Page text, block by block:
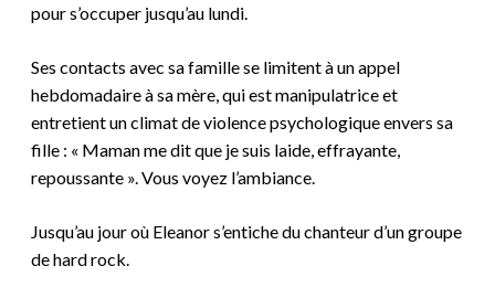
pour s’occuper jusqu’au lundi.
Ses contacts avec sa famille se limitent à un appel
hebdomadaire à sa mère, qui est manipulatrice et
entretient un climat de violence psychologique envers sa
fille : « Maman me dit que je suis laide, effrayante,
repoussante ».Vous voyez l’ambiance.
Jusqu’au jour où Eleanor s’entiche du chanteur d’un groupe
de hard rock.